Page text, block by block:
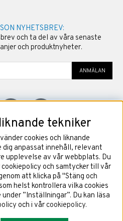
NYHETSBREV:
och ta del av våra senaste
och produktnyheter.
ANMÄLAN
TH Pettersson AB
tekniker
cookies och liknande
anpassat innehåll, relevant
upplevelse av vår webbplats. Du
och samtycker till vår
att klicka på "Stäng och
helst kontrollera vilka cookies
”Inställningar”. Du kan läsa
och i vår cookiepolicy.